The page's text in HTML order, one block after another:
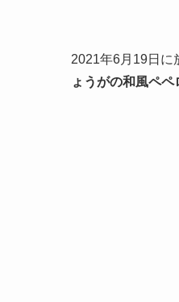
2021年6月19日に
ょうがの和風ペペ